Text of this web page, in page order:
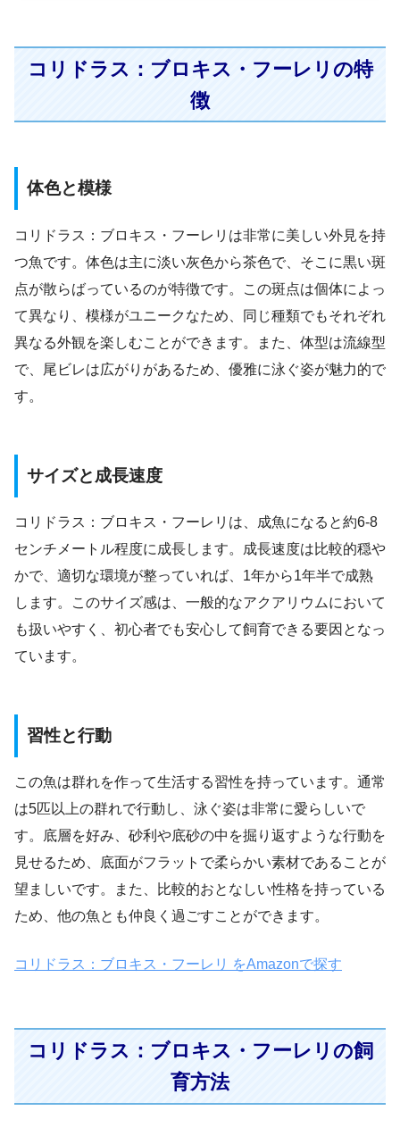
コリドラス：ブロキス・フーレリの特
徴
体色と模様
コリドラス：ブロキス・フーレリは非常に美しい外見を持
つ魚です。体色は主に淡い灰色から茶色で、そこに黒い斑
点が散らばっているのが特徴です。この斑点は個体によっ
て異なり、模様がユニークなため、同じ種類でもそれぞれ
異なる外観を楽しむことができます。また、体型は流線型
で、尾ビレは広がりがあるため、優雅に泳ぐ姿が魅力的で
す。
サイズと成長速度
コリドラス：ブロキス・フーレリは、成魚になると約6-8
センチメートル程度に成長します。成長速度は比較的穏や
かで、適切な環境が整っていれば、1年から1年半で成熟
します。このサイズ感は、一般的なアクアリウムにおいて
も扱いやすく、初心者でも安心して飼育できる要因となっ
ています。
習性と行動
この魚は群れを作って生活する習性を持っています。通常
は5匹以上の群れで行動し、泳ぐ姿は非常に愛らしいで
す。底層を好み、砂利や底砂の中を掘り返すような行動を
見せるため、底面がフラットで柔らかい素材であることが
望ましいです。また、比較的おとなしい性格を持っている
ため、他の魚とも仲良く過ごすことができます。
コリドラス：ブロキス・フーレリ をAmazonで探す
コリドラス：ブロキス・フーレリの飼
育方法